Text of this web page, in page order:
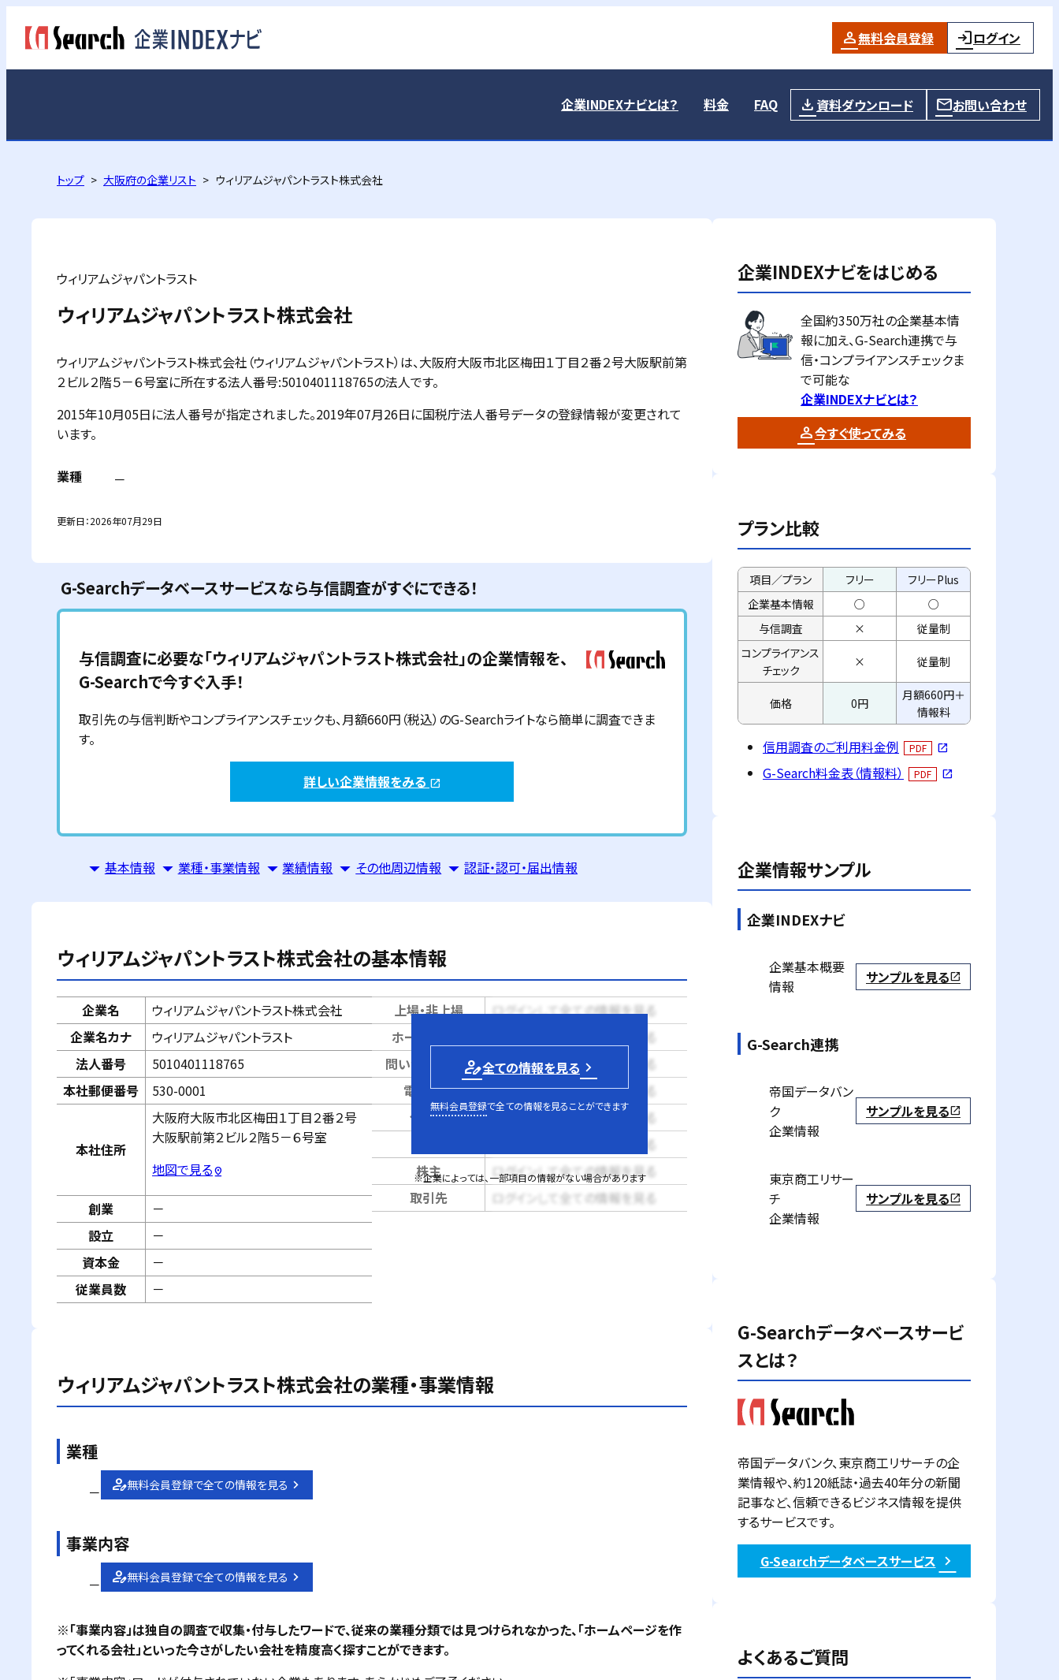
無料会員登録 ログイン
企業INDEXナビとは？ 料金 FAQ 資料ダウンロード お問い合わせ
トップ 大阪府の企業リスト ウィリアムジャパントラスト株式会社
ウィリアムジャパントラスト
ウィリアムジャパントラスト株式会社
ウィリアムジャパントラスト株式会社（ウィリアムジャパントラスト）は、大阪府大阪市北区梅田１丁目２番２号大阪駅前第
２ビル２階５－６号室に所在する法人番号:5010401118765の法人です。
2015年10月05日に法人番号が指定されました。2019年07月26日に国税庁法人番号データの登録情報が変更されて
います。
業種 －
更新日：2026年07月29日
G-Searchデータベースサービスなら与信調査がすぐにできる！
与信調査に必要な「ウィリアムジャパントラスト株式会社」の企業情報を、
G-Searchで今すぐ入手！
取引先の与信判断やコンプライアンスチェックも、月額660円（税込）のG-Searchライトなら簡単に調査できま
す。
詳しい企業情報をみる open_in_new
基本情報 業種・事業情報 業績情報 その他周辺情報 認証・認可・届出情報
ウィリアムジャパントラスト株式会社の基本情報
企業名
ウィリアムジャパントラスト株式会社
企業名カナ
ウィリアムジャパントラスト
法人番号
5010401118765
本社郵便番号
530-0001
本社住所
大阪府大阪市北区梅田１丁目２番２号
大阪駅前第２ビル２階５－６号室
地図で見るpin_drop
創業
－
設立
－
資本金
－
従業員数
－
上場・非上場
ログインして全ての情報を見る
ホームページ
ログインして全ての情報を見る
問い合せページ
ログインして全ての情報を見る
電話番号
ログインして全ての情報を見る
代表者
ログインして全ての情報を見る
ログインして全ての情報を見る
株主
ログインして全ての情報を見る
取引先
ログインして全ての情報を見る
person_edit全ての情報を見る
無料会員登録で全ての情報を見ることができます
※企業によっては、一部項目の情報がない場合があります
ウィリアムジャパントラスト株式会社の業種・事業情報
業種
－ 無料会員登録で全ての情報を見る
事業内容
－ 無料会員登録で全ての情報を見る
※「事業内容」は独自の調査で収集・付与したワードで、従来の業種分類では見つけられなかった、「ホームページを作
ってくれる会社」といった今さがしたい会社を精度高く探すことができます。
企業INDEXナビをはじめる
全国約350万社の企業基本情
報に加え、G-Search連携で与
信・コンプライアンスチェックま
で可能な
企業INDEXナビとは？
今すぐ使ってみる
プラン比較
項目／プラン フリー
フリーPlus
企業基本情報
○
○
与信調査
×
従量制
コンプライアンス
チェック
× 従量制
価格 0円
月額660円＋
情報料
信用調査のご利用料金例 PDF open_in_new
G-Search料金表（情報料） PDF open_in_new
企業情報サンプル
企業INDEXナビ
企業基本概要
情報
サンプルを見るopen_in_new
G-Search連携
帝国データバン
ク
企業情報
サンプルを見るopen_in_new
東京商工リサー
チ
企業情報
サンプルを見るopen_in_new
G-Searchデータベースサービ
スとは？
帝国データバンク、東京商工リサーチの企
業情報や、約120紙誌・過去40年分の新聞
記事など、信頼できるビジネス情報を提供
するサービスです。
G-Searchデータベースサービス
よくあるご質問